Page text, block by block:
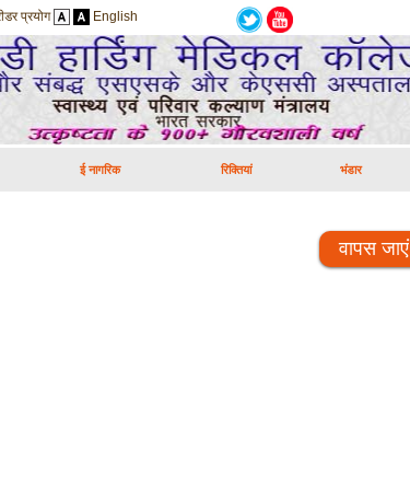
प्रयोग English
ई नागरिक रिक्तियां भंडार
वापस जाएं